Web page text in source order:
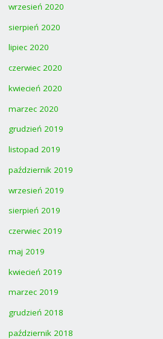
wrzesień 2020
sierpień 2020
lipiec 2020
czerwiec 2020
kwiecień 2020
marzec 2020
grudzień 2019
listopad 2019
październik 2019
wrzesień 2019
sierpień 2019
czerwiec 2019
maj 2019
kwiecień 2019
marzec 2019
grudzień 2018
październik 2018